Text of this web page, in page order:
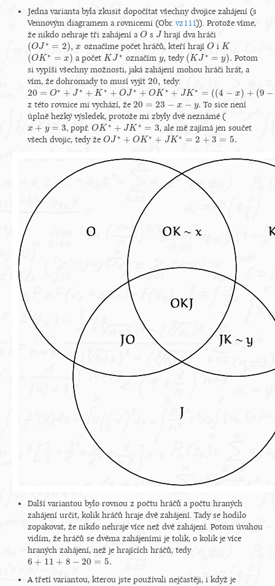
Jedna varianta byla zkusit dopočítat všechny dvojice zahájení (s
Vennovým diagramem a rovnicemi (Obr.vz111)). Protože víme,
že nikdo nehraje tři zahájení a O
O s J
J hrají dva hráči
(OJ ∗ = 2),
(OJ∗= 2) x
x označíme počet hráčů, kteří hrají O
Oi K
K
(OK ∗ = x)
(OK∗= x) a početK J ∗
KJ∗ označímy,
y, tedy (K J ∗ = y).
(KJ∗= y).
Potom
si vypíši všechny možnosti, jaká zahájení mohou hráči hrát, a
vím, že dohromady to musí vyjít 20,
20, tedy:
20 = O∗ + J ∗ + K ∗ + OJ ∗ + OK ∗ + JK∗ = ((4 − x) + (9 −
20= O ∗+J ∗+ K∗ +O J∗+ OK∗+JK ∗ =((4−x )+ 9−y)+ (8− x−y )+( 2)+ (x +( y))
z této rovnice mi vychází, že 20 = 23 − x − y.
20= 23 −x− y.
To sice není
úplně hezký výsledek, protože mi zbyly dvě neznámé (
x + y = 3
x+y= 3 , popř.OK ∗ + JK ∗ = 3
OK∗+ JK ∗=3
, ale mě zajímá jen součet
všech dvojic, tedy že OJ ∗ + OK∗ + JK∗ = 2 + 3 = 5.
OJ∗+ OK∗+JK ∗ =2+3= 5.
Další variantou bylo rovnou z počtu hráčů a počtu hraných
zahájení určit, kolik hráčů hraje dvě zahájení. Tady se hodilo
zopakovat, že nikdo nehraje více než dvě zahájení. Potom úvahou
vidím, že hráčů se dvěma zahájeními je tolik, o kolik je více
hraných zahájení, než je hrajících hráčů, tedy
6 + 11 + 8 − 20 = 5.
6 +11 +8 −20= 5.
A třetí variantou, kterou jste používali nejčastěji, i když je